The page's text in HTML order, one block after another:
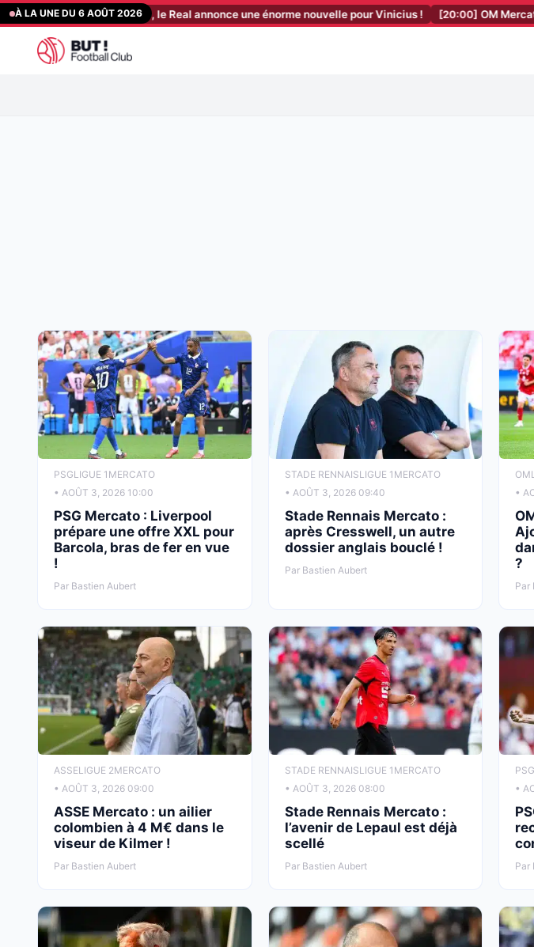
Aller
au
contenu
À LA UNE DU 6 AOÛT 2026
après Diomandé, le Real annonce une énorme nouvelle pour Vinicius ! [20:00] OM Mercato : un
PSGLIGUE 1 MERCATO
• AOÛT 3, 2026 10:00
PSG Mercato : Liverpool
prépare une offre XXL pour
Barcola, bras de fer en vue
!
Par Bastien Aubert
STADE RENNAISLIGUE 1 MERCATO
• AOÛT 3, 2026 09:40
Stade Rennais Mercato :
après Cresswell, un autre
dossier anglais bouclé !
Par Bastien Aubert
OM
•
?
Par
ASSELIGUE 2MERCATO
• AOÛT 3, 2026 09:00
ASSE Mercato : un ailier
colombien à 4 M€ dans le
viseur de Kilmer !
Par Bastien Aubert
STADE RENNAISLIGUE 1 MERCATO
• AOÛT 3, 2026 08:00
Stade Rennais Mercato :
l’avenir de Lepaul est déjà
scellé
Par Bastien Aubert
PSG
•
Par